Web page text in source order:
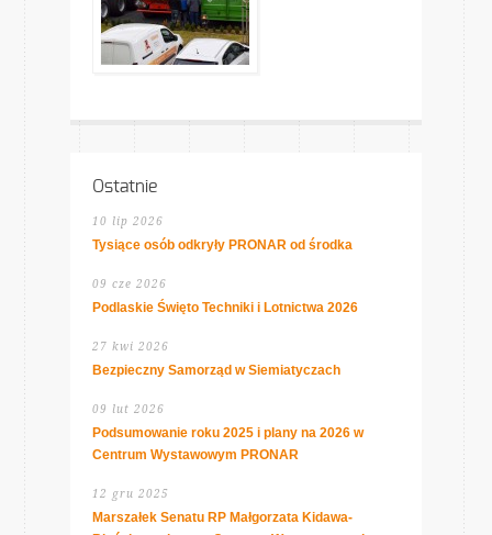
Ostatnie
10 lip 2026
Tysiące osób odkryły PRONAR od środka
09 cze 2026
Podlaskie Święto Techniki i Lotnictwa 2026
27 kwi 2026
Bezpieczny Samorząd w Siemiatyczach
09 lut 2026
Podsumowanie roku 2025 i plany na 2026 w
Centrum Wystawowym PRONAR
12 gru 2025
Marszałek Senatu RP Małgorzata Kidawa-